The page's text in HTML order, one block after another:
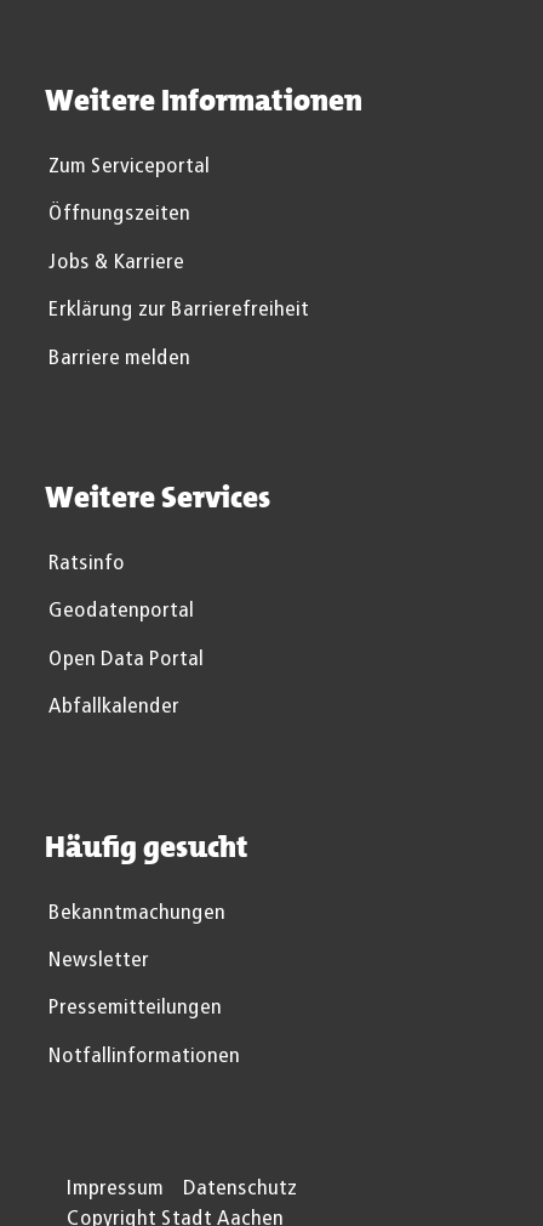
Weitere Informationen
Zum Serviceportal
Öffnungszeiten
Jobs & Karriere
Erklärung zur Barrierefreiheit
Barriere melden
Weitere Services
Ratsinfo
Geodatenportal
Open Data Portal
Abfallkalender
Häufig gesucht
Bekanntmachungen
Newsletter
Pressemitteilungen
Notfallinformationen
Impressum
Datenschutz
Copyright Stadt Aachen